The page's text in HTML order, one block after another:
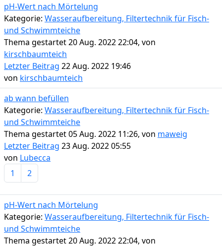
pH-Wert nach Mörtelung
Kategorie: Wasseraufbereitung, Filtertechnik für Fisch-
und Schwimmteiche
Thema gestartet 20 Aug. 2022 22:04, von
kirschbaumteich
Letzter Beitrag 22 Aug. 2022 19:46
von kirschbaumteich
ab wann befüllen
Kategorie: Wasseraufbereitung, Filtertechnik für Fisch-
und Schwimmteiche
Thema gestartet 05 Aug. 2022 11:26, von maweig
Letzter Beitrag 23 Aug. 2022 05:55
von Lubecca
1
2
pH-Wert nach Mörtelung
Kategorie: Wasseraufbereitung, Filtertechnik für Fisch-
und Schwimmteiche
Thema gestartet 20 Aug. 2022 22:04, von